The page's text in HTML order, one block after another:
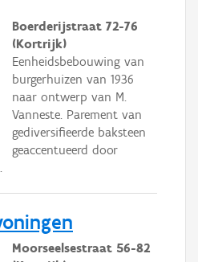
Boerderijstraat 72-76
(Kortrijk)
Eenheidsbebouwing van
burgerhuizen van 1936
naar ontwerp van M.
Vanneste. Parement van
gediversifieerde baksteen
geaccentueerd door
Moorseelsestraat 56-82